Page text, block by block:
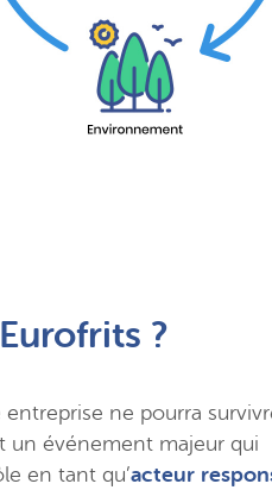
?
ne pourra
un événement majeur qui
en tant qu’acteur